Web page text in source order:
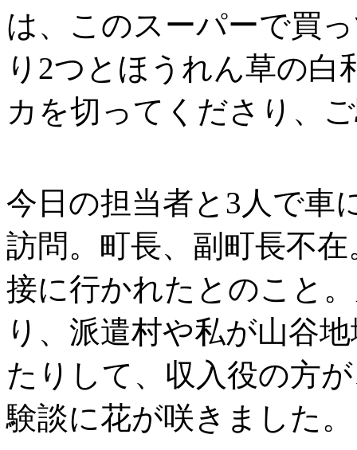
は、このスーパーで買
り2つとほうれん草の
カを切ってくださり、
今日の担当者と3人で車
訪問。町長、副町長不
接に行かれたとのこと
り、派遣村や私が山谷
たりして、収入役の方
験談に花が咲きました。